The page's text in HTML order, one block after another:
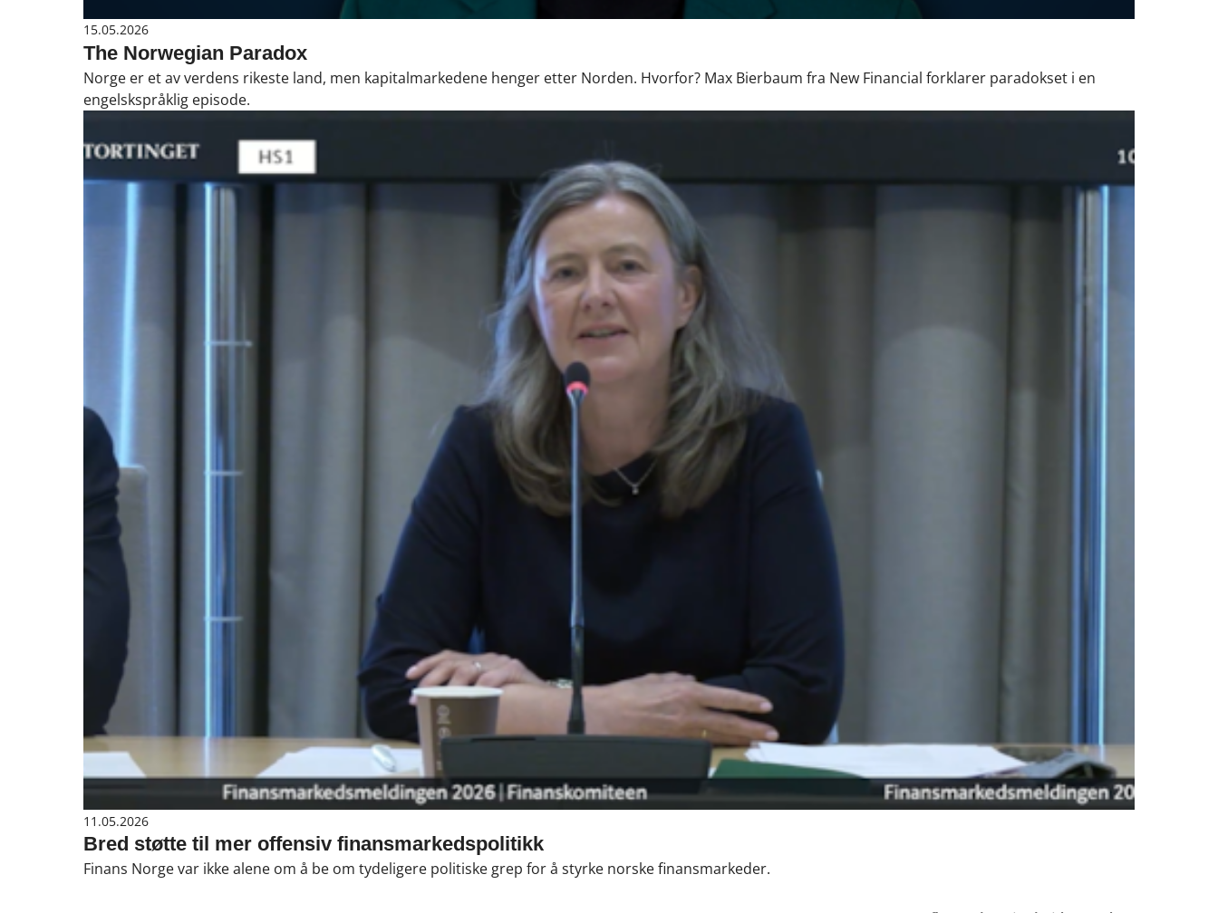
15.05.2026
The Norwegian Paradox
Norge er et av verdens rikeste land, men kapitalmarkedene henger etter Norden. Hvorfor? Max Bierbaum fra New Financial forklarer paradokset i en
engelskspråklig episode.
11.05.2026
Bred støtte til mer offensiv finansmarkedspolitikk
Finans Norge var ikke alene om å be om tydeligere politiske grep for å styrke norske finansmarkeder.